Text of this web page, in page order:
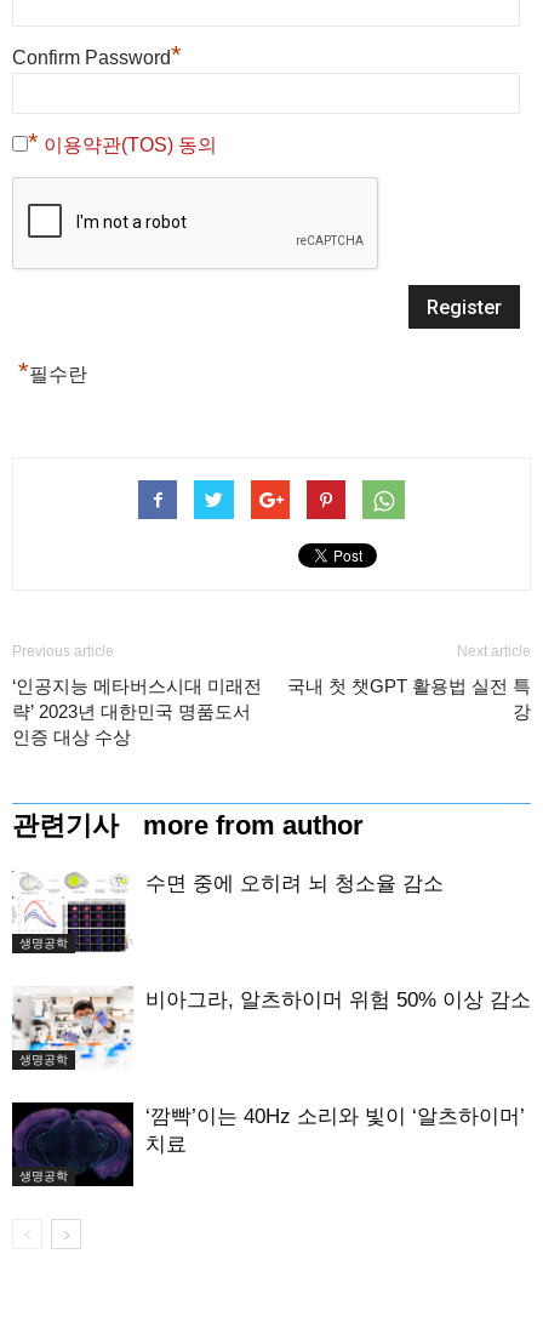
Confirm Password*
* 이용약관(TOS) 동의
*필수란
Previous article
‘인공지능 메타버스시대 미래전
략’ 2023년 대한민국 명품도서
인증 대상 수상
Next article
국내 첫 챗GPT 활용법 실전 특
강
관련기사 more from author
생명공학
수면 중에 오히려 뇌 청소율 감소
생명공학
비아그라, 알츠하이머 위험 50% 이상 감소
생명공학
‘깜빡’이는 40Hz 소리와 빛이 ‘알츠하이머’
치료